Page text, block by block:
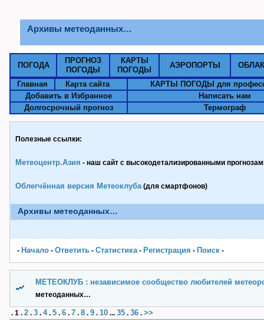
Архивы метеоданных…
ПОГОДА
ПРОГНОЗ
ПОГОДЫ
КАРТЫ
ПОГОДЫ
АЭРОПОРТЫ
Главная Карта сайта
КАРТЫ ПОГОДЫ для
Добавить в Избранное
Написать нам
Долгосрочный прогноз
Термограф
Полезные ссылки:
Метеоцентр.Азия - наш сайт с высокодетализированными
Облегчённая версия Метеоклуба(для смартфонов)
Архивы метеоданных…
- Начало - Ответить - Статистика- Pегистрация - Поиск -
МЕТЕОКЛУБ : независимое сообщество любителей
метеоданных…
. 1 . 2 . 3 . 4. 5 . 6 . 7 . 8 . 9 . 10 ... 35 . 36 . >>